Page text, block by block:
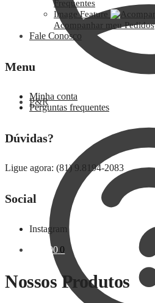
P&R
Frequentes
Image Feature
Acompanhar meu Pedidos
Fale Conosco
Menu
Minha conta
Perguntas frequentes
Dúvidas?
Ligue agora: (81) 9.8194-2083
Social
Instagram
0,00 0
Nossos Produtos